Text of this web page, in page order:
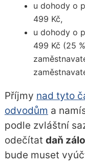
u dohody o
499 Kč,
u dohody o
499 Kč (25
Příjmy nad tyto
odvodům a
podle zvláštní
odečítat daň
bude muset